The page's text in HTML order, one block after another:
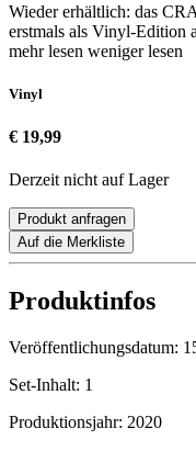
Wieder erhältlich: das
erstmals als Vinyl-
mehr lesen weniger lesen
Vinyl
€ 19,99
Derzeit nicht auf Lager
Produkt anfragen
Auf die Merkliste
Produktinfos
Veröffentlichungsdatum:
Set-Inhalt: 1
Produktionsjahr: 2020